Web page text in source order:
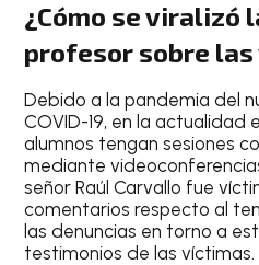
¿Cómo se viralizó
profesor sobre las
Debido a la pandemia del
COVID-19, en la actualidad
alumnos tengan sesiones
mediante
señor Raúl Carvallo fue
comentarios respecto al
las denuncias en torno a
testimonios de las víctimas.